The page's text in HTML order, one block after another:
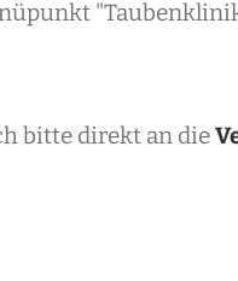
bitte direkt an die